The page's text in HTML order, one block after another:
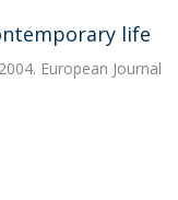
life
European Journal